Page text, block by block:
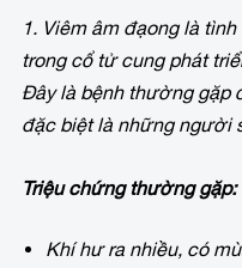
1. Viêm âm đạong là tình
trong cổ tử cung phát
Đây là bệnh thường gặp
đặc biệt là những người
Triệu chứng thường gặp:
Khí hư ra nhiều, có